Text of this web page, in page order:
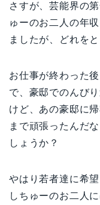
さすが、芸能界の
ゅーのお二人の年
ましたが、どれを
お仕事が終わった
で、豪邸でのんび
けど、あの豪邸に
まで頑張ったんだ
しょうか？
やはり若者達に希
しちゅーのお二人